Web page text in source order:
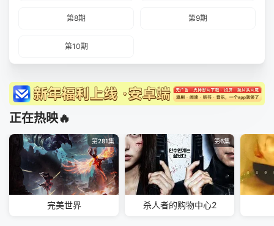
第8期 第9期
第10期
正在热映🔥
第281集
完美世界
第6集
杀人者的购物中心2